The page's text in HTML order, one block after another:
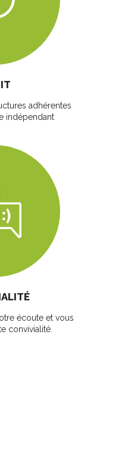
adhérentes
indépendant
écoute et vous
convivialité.